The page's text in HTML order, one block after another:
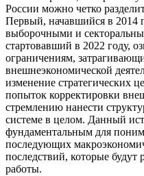
России можно четко
Первый, начавшийся в 2014
выборочными и
стартовавший в 2022 году,
ограничениям,
внешнеэкономической
изменение стратегических
попыток корректировки
стремлению нанести
системе в целом. Данный
фундаментальным для
последующих
последствий, которые
работы.